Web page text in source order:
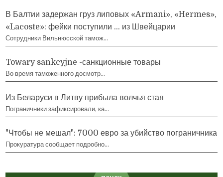
В Балтии задержан груз липовых «Armani», «Hermes»,
«Lacoste»: фейки поступили … из Швейцарии
Сотрудники Вильнюсской тамож…
Towary sankcyjne -санкционные товары
Во время таможенного досмотр…
Из Беларуси в Литву прибыла волчья стая
Пограничники зафиксировали, ка…
"Чтобы не мешал": 7000 евро за убийство пограничника
Прокуратура сообщает подробно…